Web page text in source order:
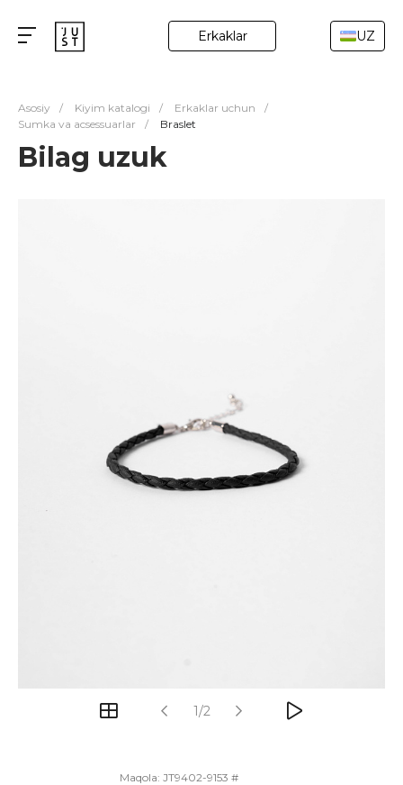
Erkaklar UZ
Asosiy / Kiyim katalogi / Erkaklar uchun
/
Sumka va acsessuarlar
/ Braslet
Bilag uzuk
1/2
Maqola: JT9402-9153 #